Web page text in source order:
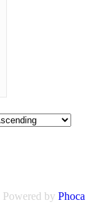
Powered by Phoca